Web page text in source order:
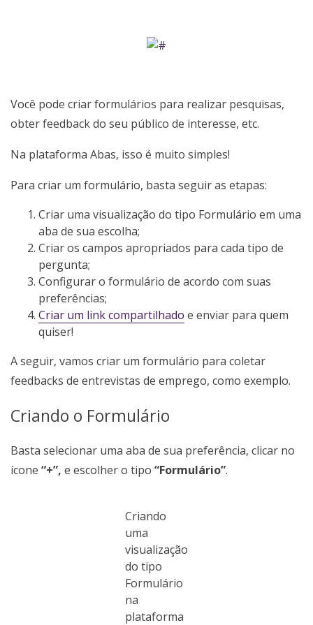
Você pode criar formulários para realizar pesquisas,
obter feedback do seu público de interesse, etc.
Na plataforma Abas, isso é muito simples!
Para criar um formulário, basta seguir as etapas:
Criar uma visualização do tipo Formulário em uma
aba de sua escolha;
Criar os campos apropriados para cada tipo de
pergunta;
Configurar o formulário de acordo com suas
preferências;
Criar um link compartilhado e enviar para quem
quiser!
A seguir, vamos criar um formulário para coletar
feedbacks de entrevistas de emprego, como exemplo.
Criando o Formulário
Basta selecionar uma aba de sua preferência, clicar no
ícone “+”, e escolher o tipo “Formulário”.
Criando
uma
visualização
do tipo
Formulário
na
plataforma